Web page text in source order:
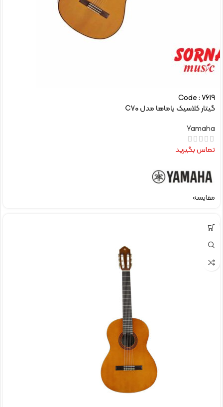
Code : 7619
گیتار کلاسیک یاماها مدل C70
Yamaha
تماس بگیرید
مقایسه